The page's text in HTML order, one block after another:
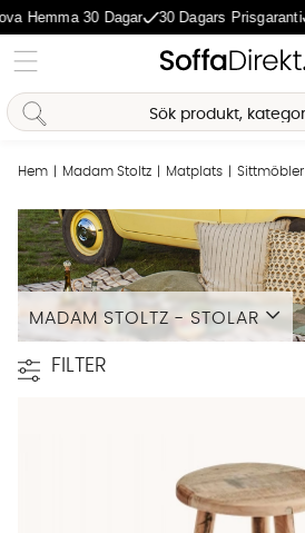
Hemma 30 Dagar 30 Dagars Prisgaranti
Hem Madam Stoltz Matplats Sittmöbler
MADAM STOLTZ - STOLAR
Läs mer
FILTER
AI-assistent